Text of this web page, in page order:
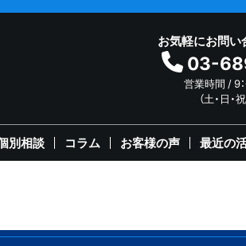
お気軽にお問い
03-
営業時間 / 9
（土・日・
別相談 コラム お客様の声 最近の